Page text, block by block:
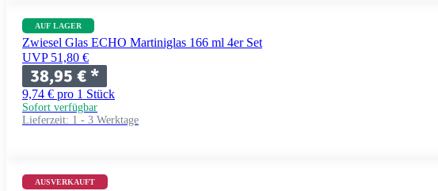
AUF LAGER
Zwiesel Glas ECHO Martiniglas 166 ml 4er Set
UVP 51,80 €
38,95 € *
9,74 € pro 1 Stück
Sofort verfügbar
Lieferzeit: 1 - 3 Werktage
AUSVERKAUFT